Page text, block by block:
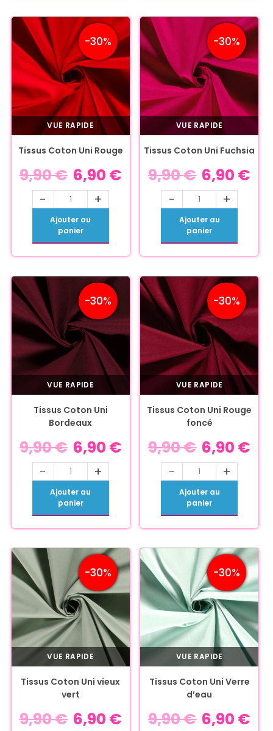
-30%
VUE RAPIDE
Tissus Coton Uni Rouge
9,90€ 6,90 €
- +
Ajouter au
panier
-30%
VUE RAPIDE
Tissus Coton Uni Fuchsia
9,90€ 6,90 €
- +
Ajouter au
panier
-30%
VUE RAPIDE
Tissus Coton Uni
Bordeaux
9,90€ 6,90 €
- +
Ajouter au
panier
-30%
VUE RAPIDE
Tissus Coton Uni Rouge
foncé
9,90€ 6,90 €
- +
Ajouter au
panier
-30%
VUE RAPIDE
Tissus Coton Uni vieux
vert
9,90€ 6,90 €
-30%
VUE RAPIDE
Tissus Coton Uni Verre
d’eau
9,90€ 6,90 €